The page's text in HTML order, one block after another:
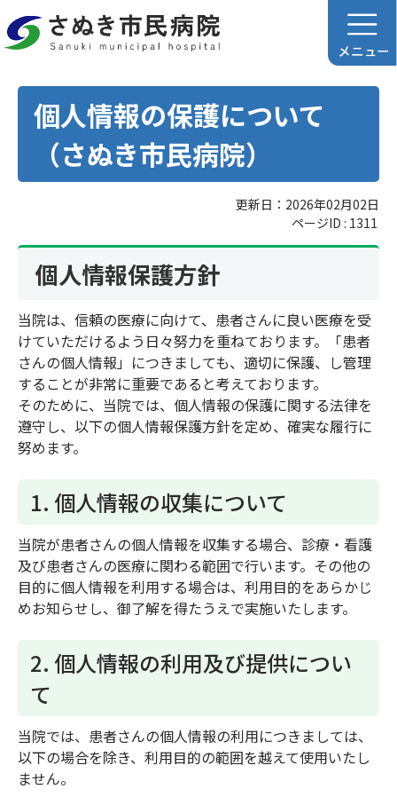
個人情報の保護について
（さぬき市民病院）
更新日：2026年02月02日
ページID : 1311
個人情報保護方針
当院は、信頼の医療に向けて、患者さんに良い医療を受
けていただけるよう日々努力を重ねております。「患者
さんの個人情報」につきましても、適切に保護、し管理
することが非常に重要であると考えております。
そのために、当院では、個人情報の保護に関する法律を
遵守し、以下の個人情報保護方針を定め、確実な履行に
努めます。
1. 個人情報の収集について
当院が患者さんの個人情報を収集する場合、診療・看護
及び患者さんの医療に関わる範囲で行います。その他の
目的に個人情報を利用する場合は、利用目的をあらかじ
めお知らせし、御了解を得たうえで実施いたします。
2. 個人情報の利用及び提供につい
て
当院では、患者さんの個人情報の利用につきましては、
以下の場合を除き、利用目的の範囲を越えて使用いたし
ません。